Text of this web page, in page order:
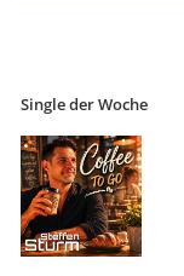
Single der Woche